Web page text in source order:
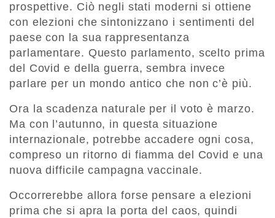
prospettive. Ciò negli stati moderni si ottiene
con elezioni che sintonizzano i sentimenti del
paese con la sua rappresentanza
parlamentare. Questo parlamento, scelto prima
del Covid e della guerra, sembra invece
parlare per un mondo antico che non c’è più.
Ora la scadenza naturale per il voto è marzo.
Ma con l’autunno, in questa situazione
internazionale, potrebbe accadere ogni cosa,
compreso un ritorno di fiamma del Covid e una
nuova difficile campagna vaccinale.
Occorrerebbe allora forse pensare a elezioni
prima che si apra la porta del caos, quindi